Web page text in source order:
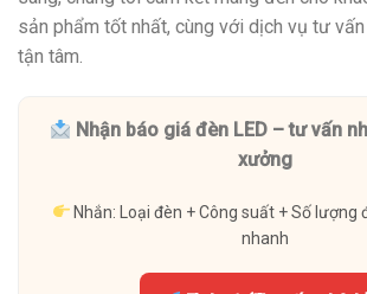
sản phẩm tốt nhất, cùng với dịch vụ tư
tận tâm.
Nhận báo giá đèn LED – tư vấn
xưởng
Nhắn: Loại đèn + Công suất + Số lượng
nhanh